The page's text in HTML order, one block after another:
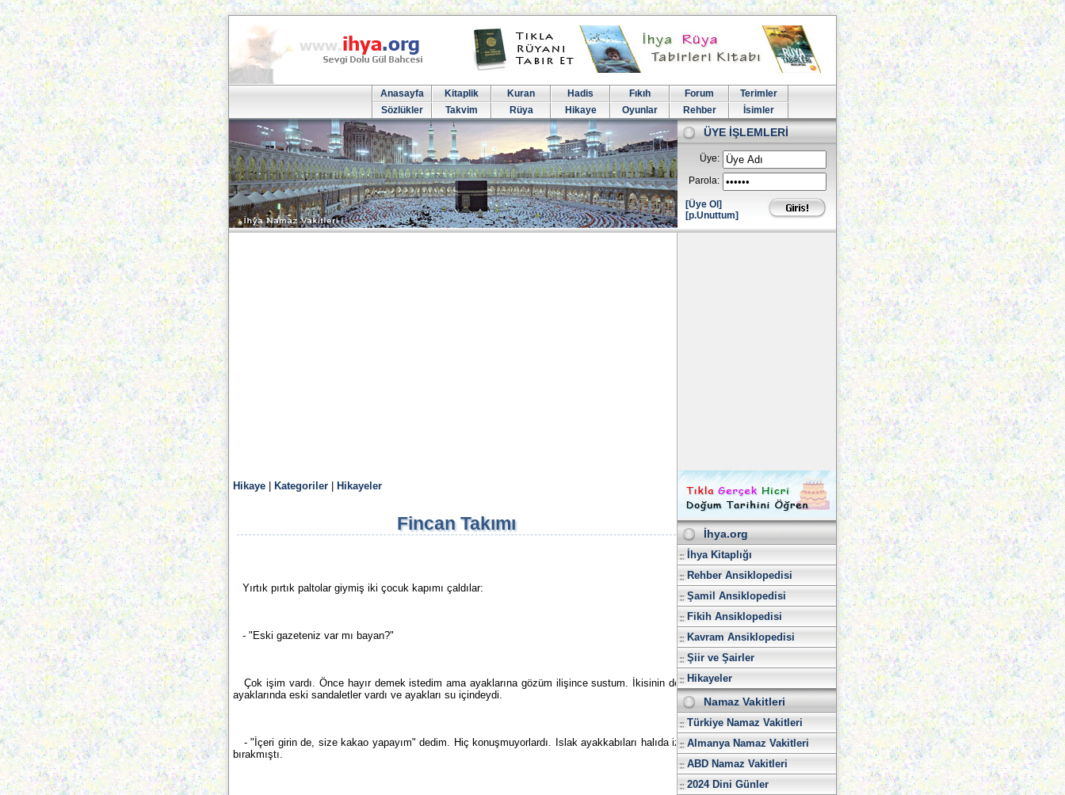
Anasayfa Kitaplik Kuran Hadis Fıkıh Forum
Terimler
Sözlükler
Takvim Rüya Hikaye Oyunlar Rehber İsimler
ÜYE İŞLEMLERİ
Üye:
Parola:
[Üye Ol]
[p.Unuttum]
Hikaye Kategoriler Hikayeler
Fincan Takımı
Yırtık pırtık paltolar giymiş iki çocuk kapımı çaldılar:
- "Eski gazeteniz var mı bayan?"
Çok işim vardı. Önce hayır demek istedim ama ayaklarına gözüm ilişince sustum. İkisinin de
ayaklarında eski sandaletler vardı ve ayakları su içindeydi.
- "İçeri girin de, size kakao yapayım" dedim. Hiç konuşmuyorlardı. Islak ayakkabıları halıda iz
bırakmıştı.
İhya.org
İhya Kitaplığı
Rehber Ansiklopedisi
Şamil Ansiklopedisi
Fikih Ansiklopedisi
Kavram Ansiklopedisi
Şiir ve Şairler
Hikayeler
Namaz Vakitleri
Türkiye Namaz Vakitleri
Almanya Namaz Vakitleri
ABD Namaz Vakitleri
2024 Dini Günler